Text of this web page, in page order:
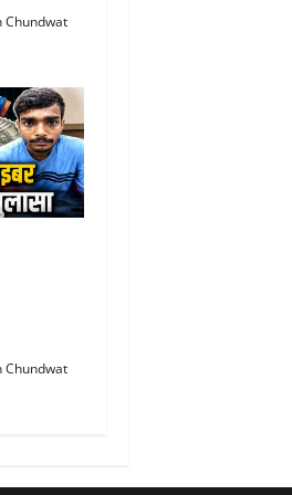
Chundwat
Chundwat